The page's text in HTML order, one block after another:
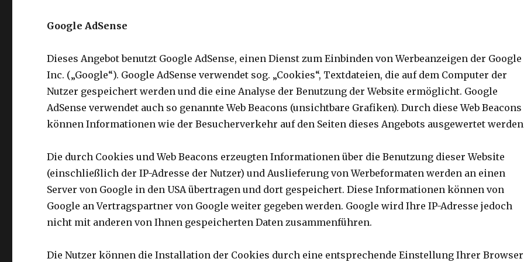
Google AdSense
Dieses Angebot benutzt Google AdSense, einen Dienst zum Einbinden von Werbeanzeigen der Google
Inc. („Google“). Google AdSense verwendet sog. „Cookies“, Textdateien, die auf dem Computer der
Nutzer gespeichert werden und die eine Analyse der Benutzung der Website ermöglicht. Google
AdSense verwendet auch so genannte Web Beacons (unsichtbare Grafiken). Durch diese Web Beacons
können Informationen wie der Besucherverkehr auf den Seiten dieses Angebots ausgewertet
Die durch Cookies und Web Beacons erzeugten Informationen über die Benutzung dieser Website
(einschließlich der IP-Adresse der Nutzer) und Auslieferung von Werbeformaten werden an einen
Server von Google in den USA übertragen und dort gespeichert. Diese Informationen können von
Google an Vertragspartner von Google weiter gegeben werden. Google wird Ihre IP-Adresse jedoch
nicht mit anderen von Ihnen gespeicherten Daten zusammenführen.
Die Nutzer können die Installation der Cookies durch eine entsprechende Einstellung Ihrer Browser